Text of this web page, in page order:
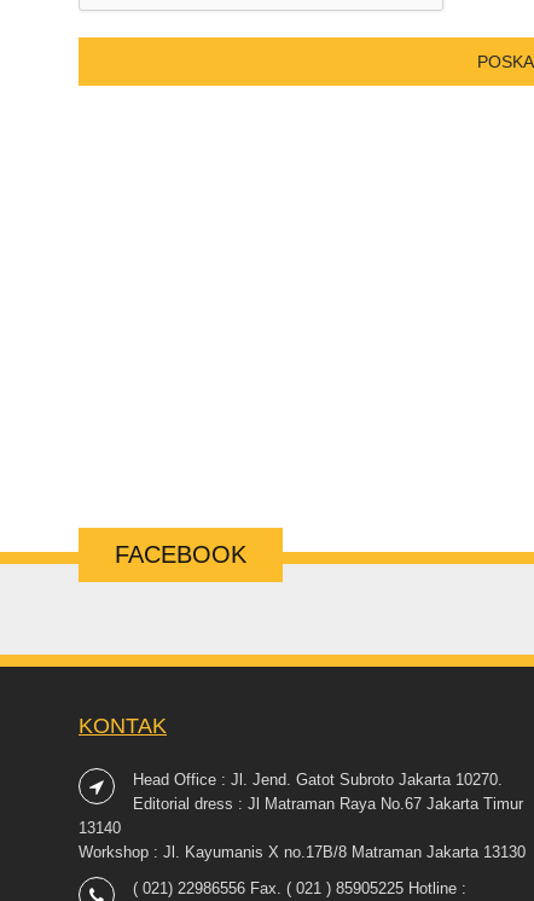
FACEBOOK
KONTAK
Head Office : Jl. Jend. Gatot Subroto Jakarta 10270.
Editorial dress : Jl Matraman Raya No.67 Jakarta Timur
13140
Workshop : Jl. Kayumanis X no.17B/8 Matraman Jakarta 13130
( 021) 22986556 Fax. ( 021 ) 85905225 Hotline :